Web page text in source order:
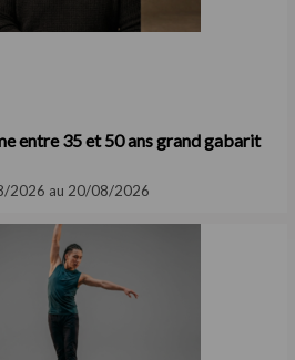
entre 35 et 50 ans grand gabarit
2026 au 20/08/2026